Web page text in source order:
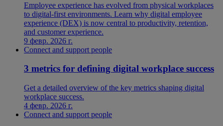
Employee experience has evolved from physical workplaces
to digital-first environments. Learn why digital employee
experience (DEX) is now central to productivity, retention,
and customer experience.
9 февр. 2026 г.
Connect and support people
3 metrics for defining digital workplace success
Get a detailed overview of the key metrics shaping digital
workplace success.
4 февр. 2026 г.
Connect and support people